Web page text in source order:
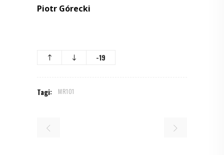
Piotr Górecki
-19
Tagi: MR101